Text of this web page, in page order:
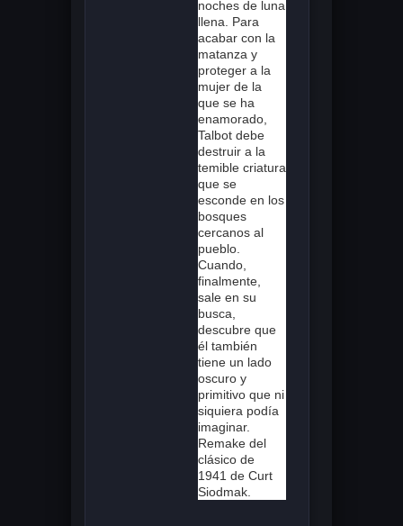
noches de luna
llena. Para
acabar con la
matanza y
proteger a la
mujer de la
que se ha
enamorado,
Talbot debe
destruir a la
temible criatura
que se
esconde en los
bosques
cercanos al
pueblo.
Cuando,
finalmente,
sale en su
busca,
descubre que
él también
tiene un lado
oscuro y
primitivo que ni
siquiera podía
imaginar.
Remake del
clásico de
1941 de Curt
Siodmak.